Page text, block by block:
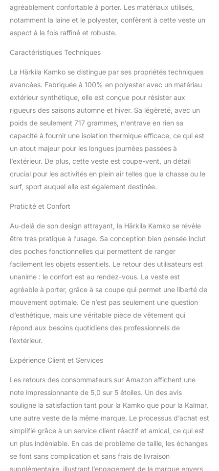
et tout ce dont vous
avez besoin. En outre,
une poche zippée se
trouve sur le haut de la
par un zip bidirectionnel,
cette veste polaire est
dotée d'un col montant,
de poignets extensibles
munis d'un trou où
passer le pouce, ainsi
qu'un bas ajustable pour
ne pas laisser passer le
froid.
agréablement confortable à porter. Les matériaux utilisés,
notamment la laine et le polyester, confèrent à cette veste un
aspect à la fois raffiné et robuste.
Caractéristiques Techniques
La Härkila Kamko se distingue par ses propriétés techniques
avancées. Fabriquée à 100% en polyester avec un matériau
extérieur synthétique, elle est conçue pour résister aux
rigueurs des saisons automne et hiver. Sa légèreté, avec un
poids de seulement 717 grammes, n’entrave en rien sa
capacité à fournir une isolation thermique efficace, ce qui est
un atout majeur pour les longues journées passées à
l’extérieur. De plus, cette veste est coupe-vent, un détail
crucial pour les activités en plein air telles que la chasse ou le
surf, sport auquel elle est également destinée.
Praticité et Confort
Au-delà de son design attrayant, la Härkila Kamko se révèle
être très pratique à l’usage. Sa conception bien pensée inclut
des poches fonctionnelles qui permettent de ranger
facilement les objets essentiels. Le retour des utilisateurs est
unanime : le confort est au rendez-vous. La veste est
agréable à porter, grâce à sa coupe qui permet une liberté de
mouvement optimale. Ce n’est pas seulement une question
d’esthétique, mais une véritable pièce de vêtement qui
répond aux besoins quotidiens des professionnels de
l’extérieur.
Expérience Client et Services
Les retours des consommateurs sur Amazon affichent une
note impressionnante de 5,0 sur 5 étoiles. Un des avis
souligne la satisfaction tant pour la Kamko que pour la Kalmar,
une autre veste de la même marque. Le processus d’achat est
simplifié grâce à un service client réactif et amical, ce qui est
un plus indéniable. En cas de problème de taille, les échanges
se font sans complication et sans frais de livraison
supplémentaire, illustrant l’engagement de la marque envers